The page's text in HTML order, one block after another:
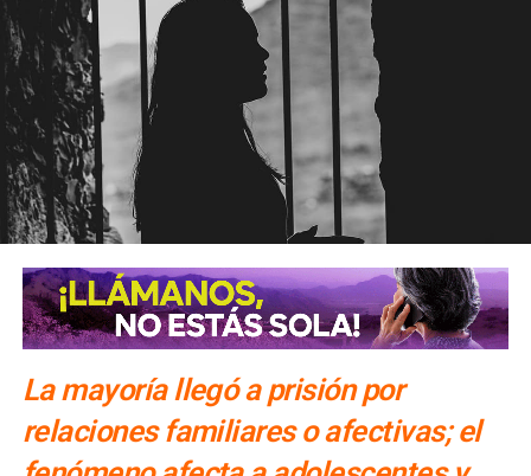
La mayoría llegó a prisión por
relaciones familiares o afectivas; el